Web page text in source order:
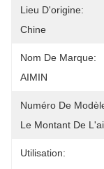
Lieu D'origine:
Chine
Nom De Marque:
AIMIN
Numéro De
Le Montant De
Utilisation: